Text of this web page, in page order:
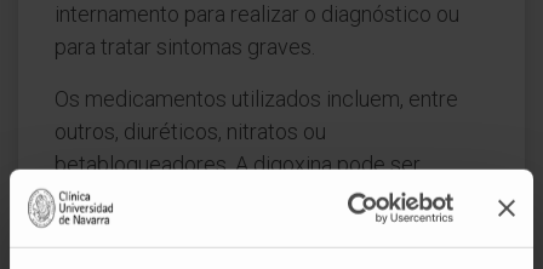
internamento para realizar o diagnóstico ou
para tratar sintomas graves.
Os medicamentos utilizados incluem, entre
outros, diuréticos, nitratos ou
betabloqueadores. A digoxina pode ser
utilizada para tratar a fibrilhação auricular. Os
anticoagulantes são utilizados para evitar que